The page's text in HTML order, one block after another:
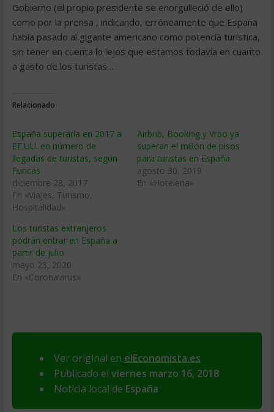
Gobierno (el propio presidente se enorgulleció de ello)
como por la prensa , indicando, erróneamente que España
había pasado al gigante americano como potencia turística,
sin tener en cuenta lo lejos que estamos todavía en cuanto
a gasto de los turistas…
Relacionado
España superaría en 2017 a
EE.UU. en número de
llegadas de turistas, según
Funcas
diciembre 28, 2017
En «Viajes, Turismo,
Hospitalidad»
Airbnb, Booking y Vrbo ya
superan el millón de pisos
para turistas en España
agosto 30, 2019
En «Hoteleria»
Los turistas extranjeros
podrán entrar en España a
partir de julio
mayo 23, 2020
En «Coronavirus»
Ver original en elEconomista.es
Publicado el viernes marzo 16, 2018
Noticia local de España